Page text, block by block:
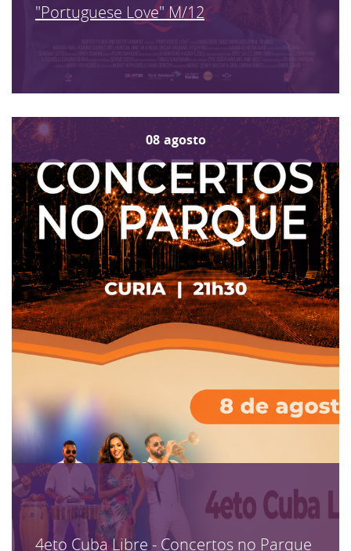
"Portuguese Love" M/12
08 agosto
4eto Cuba Libre - Concertos no Parque